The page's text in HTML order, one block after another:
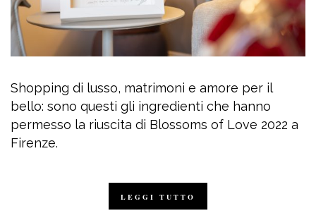
Shopping di lusso, matrimoni e amore per il
bello: sono questi gli ingredienti che hanno
permesso la riuscita di Blossoms of Love 2022 a
Firenze.
LEGGI TUTTO